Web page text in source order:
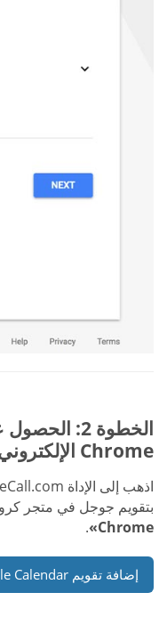
الخطوة 2:
Chrome الإلكتروني
بتقويم جوجل في متجر
Chrome»
.
إضافة تقويم Google Calendar